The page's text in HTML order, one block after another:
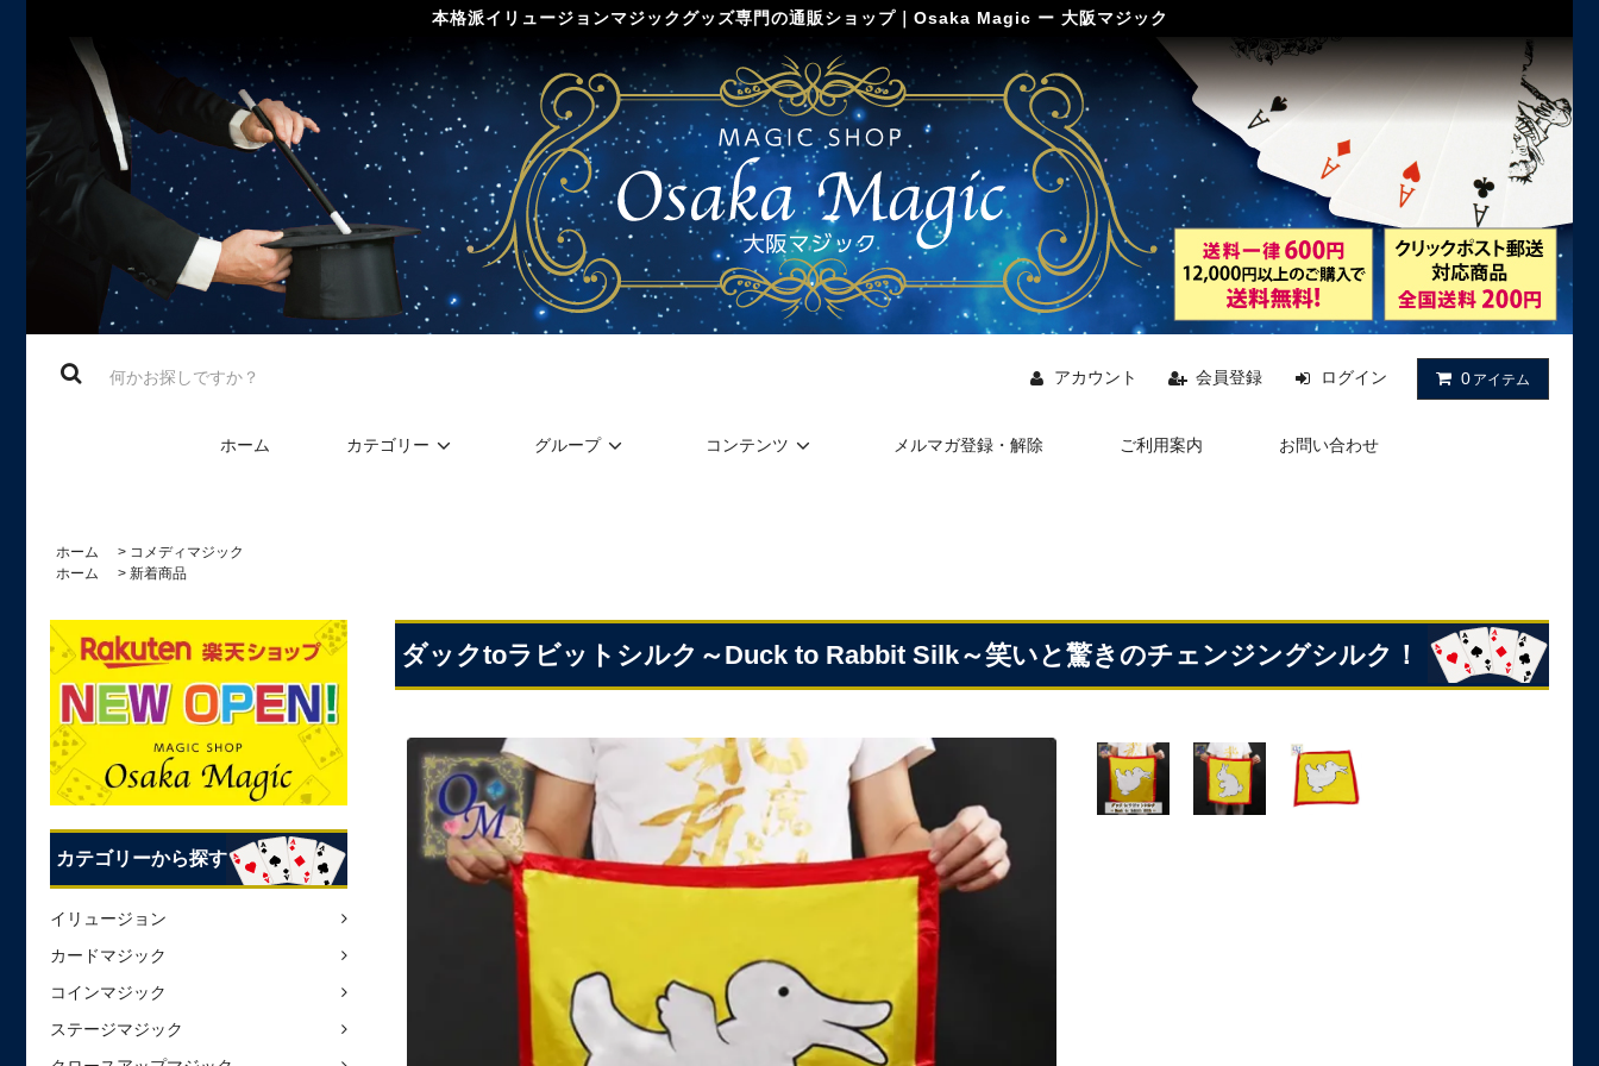
本格派イリュージョンマジックグッズ専門の通販ショップ｜Osaka Magic ー 大阪マジック
アカウント 会員登録 ログイン 0 アイテム
ホーム カテゴリー グループ コンテンツ メルマガ登録・解除 ご利用案内 お問い合わせ
ホーム > コメディマジック
ホーム
> 新着商品
カテゴリーから探す
イリュージョン
カードマジック
コインマジック
ステージマジック
ダックtoラビットシルク～Duck to Rabbit Silk～笑いと驚きのチェンジングシルク！